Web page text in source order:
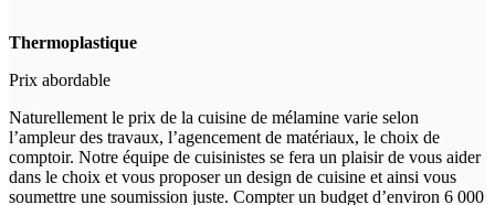
Thermoplastique
Prix abordable
Naturellement le prix de la cuisine de mélamine varie selon
l’ampleur des travaux, l’agencement de matériaux, le choix de
comptoir. Notre équipe de cuisinistes se fera un plaisir de vous aider
dans le choix et vous proposer un design de cuisine et ainsi vous
soumettre une soumission juste. Compter un budget d’environ 6 000